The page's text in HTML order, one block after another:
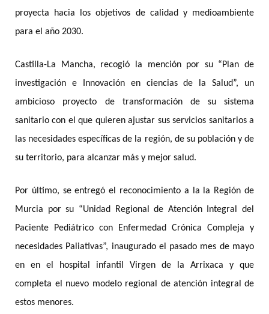
proyecta hacia los objetivos de calidad y medioambiente
para el año 2030.
Castilla-La Mancha, recogió la mención por su “Plan de
investigación e Innovación en ciencias de la Salud”, un
ambicioso proyecto
de transformación de su sistema
sanitario con el que quieren ajustar sus servicios sanitarios a
las necesidades específicas de la región, de su población y de
su territorio, para alcanzar más y mejor salud.
Por último, se entregó el reconocimiento a la la Región de
Murcia por su “Unidad Regional de Atención Integral del
Paciente Pediátrico con Enfermedad Crónica Compleja y
necesidades Paliativas”, inaugurado el pasado mes de mayo
en en el hospital infantil Virgen de la Arrixaca y que
completa el nuevo modelo regional de atención integral de
estos menores.